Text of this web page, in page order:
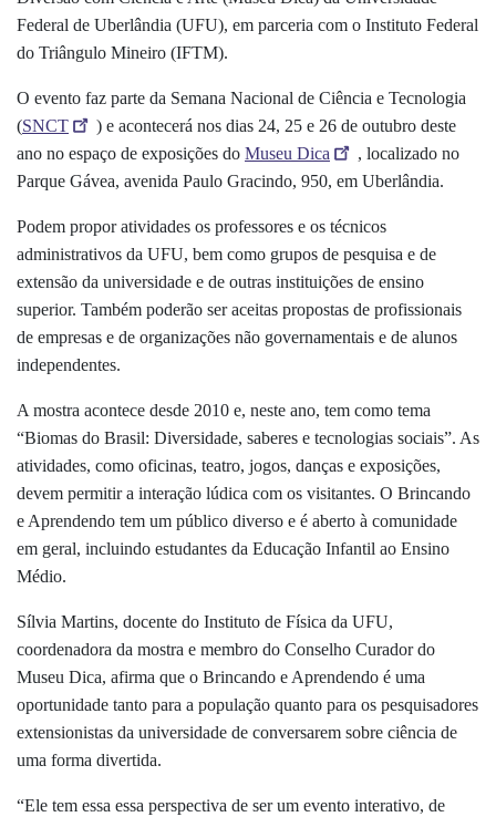
Federal de Uberlândia (UFU), em parceria com o Instituto Federal
do Triângulo Mineiro (IFTM).
O evento faz parte da Semana Nacional de Ciência e Tecnologia
(SNCT
) e acontecerá nos dias 24, 25 e 26 de outubro deste
ano no espaço de exposições do Museu Dica
, localizado no
Parque Gávea, avenida Paulo Gracindo, 950, em Uberlândia.
Podem propor atividades os professores e os técnicos
administrativos da UFU, bem como grupos de pesquisa e de
extensão da universidade e de outras instituições de ensino
superior. Também poderão ser aceitas propostas de profissionais
de empresas e de organizações não governamentais e de alunos
independentes.
A mostra acontece desde 2010 e, neste ano, tem como tema
“Biomas do Brasil: Diversidade, saberes e tecnologias sociais”. As
atividades, como oficinas, teatro, jogos, danças e exposições,
devem permitir a interação lúdica com os visitantes. O Brincando
e Aprendendo tem um público diverso e é aberto à comunidade
em geral, incluindo estudantes da Educação Infantil ao Ensino
Médio.
Sílvia Martins, docente do Instituto de Física da UFU,
coordenadora da mostra e membro do Conselho Curador do
Museu Dica, afirma que o Brincando e Aprendendo é uma
oportunidade tanto para a população quanto para os pesquisadores
extensionistas da universidade de conversarem sobre ciência de
uma forma divertida.
“Ele tem essa essa perspectiva de ser um evento interativo, de